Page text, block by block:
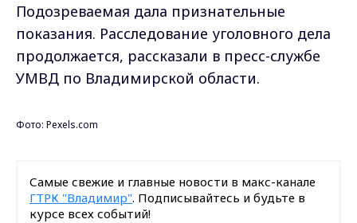
Подозреваемая дала признательные
показания. Расследование уголовного дела
продолжается, рассказали в пресс-службе
УМВД по Владимирской области.
Фото: Pexels.com
Самые свежие и главные новости в макс-канале
ГТРК "Владимир". Подписывайтесь и будьте в
курсе всех событий!